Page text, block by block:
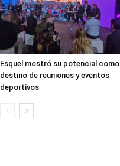
Esquel mostró su potencial como
destino de reuniones y eventos
deportivos